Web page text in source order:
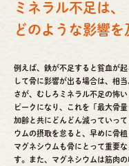
ミネラル不足は、
どのような影響を
例えば、鉄が不足すると貧血が
して骨に影響が出る場合は、相
さが、むしろミネラル不足の怖
ピークになり、これを「最大骨
加齢と共にどんどん減っていっ
ウムの摂取を怠ると、早めに骨
マグネシウムも骨にとって重要
す。また、マグネシウムは筋肉